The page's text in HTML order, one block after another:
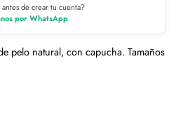
antes de crear tu cuenta?
por WhatsApp
pelo natural, con capucha. Tamaños